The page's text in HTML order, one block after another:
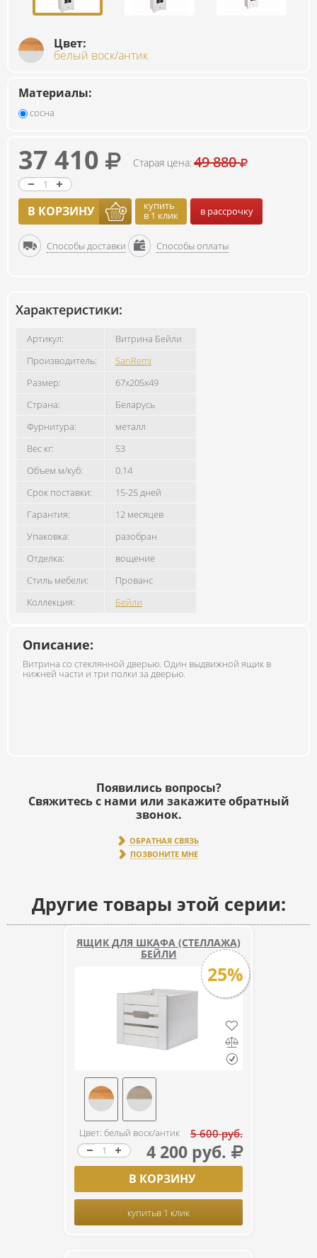
Цвет:
белый воск/антик
Материалы:
сосна
37 410 Старая цена: 49 880
В КОРЗИНУ купить
в 1 клик в рассрочку
Способы доставки Способы оплаты
Характеристики:
Артикул:
Витрина Бейли
Производитель:
SanRemi
Размер:
67x205x49
Страна:
Беларусь
Фурнитура:
металл
Вес кг:
53
Объем м/куб:
0.14
Срок поставки:
15-25 дней
Гарантия:
12 месяцев
Упаковка:
разобран
Отделка:
вощение
Стиль мебели:
Прованс
Коллекция:
Бейли
Описание:
Витрина со стеклянной дверью. Один выдвижной ящик в
нижней части и три полки за дверью.
Появились вопросы?
Свяжитесь с нами или закажите обратный
звонок.
ОБРАТНАЯ СВЯЗЬ
ПОЗВОНИТЕ МНЕ
Другие товары этой серии:
ЯЩИК ДЛЯ ШКАФА (СТЕЛЛАЖА)
БЕЙЛИ
25%
Цвет: белый воск/антик 5 600 руб.
4 200 руб.
В КОРЗИНУ
купитьв 1 клик